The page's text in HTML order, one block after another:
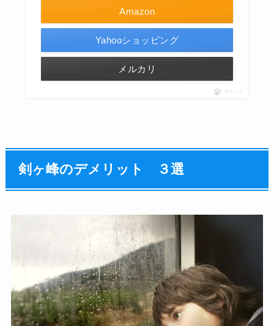
Amazon
Yahooショッピング
メルカリ
ポチップ
剣ヶ峰のデメリット ３選